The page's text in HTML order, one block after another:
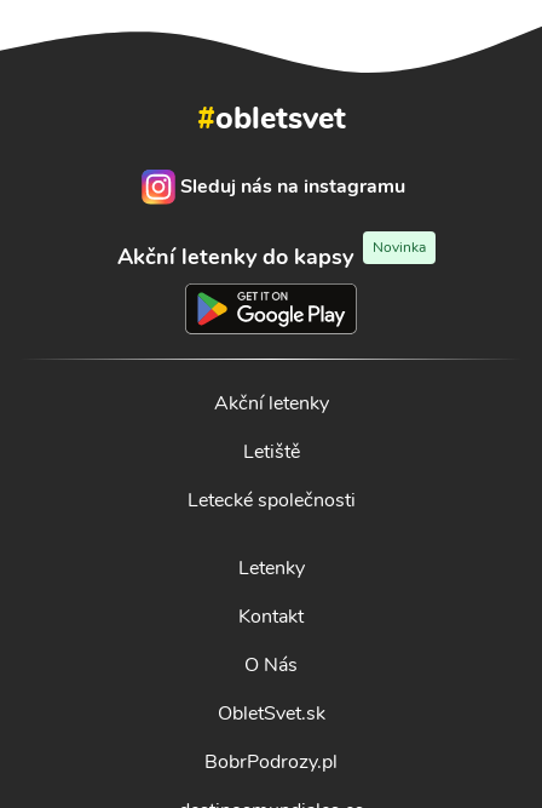
#obletsvet
Sleduj nás na instagramu
Akční letenky do kapsy Novinka
Akční letenky
Letiště
Letecké společnosti
Letenky
Kontakt
O Nás
ObletSvet.sk
BobrPodrozy.pl